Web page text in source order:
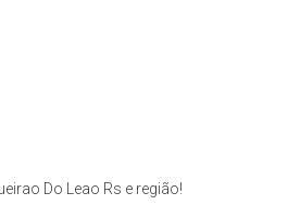
Do Leao Rs e região!